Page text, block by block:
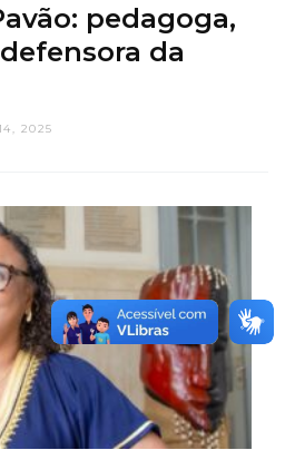
pedagoga,
da
2025